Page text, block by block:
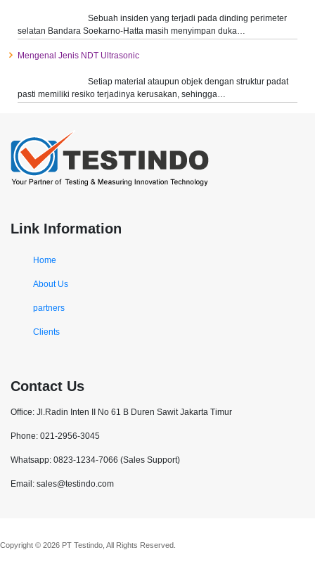
Sebuah insiden yang terjadi pada dinding perimeter
selatan Bandara Soekarno-Hatta masih menyimpan duka…
Mengenal Jenis NDT Ultrasonic
Setiap material ataupun objek dengan struktur padat
pasti memiliki resiko terjadinya kerusakan, sehingga…
Link Information
Home
About Us
partners
Clients
Contact Us
Office: Jl.Radin Inten II No 61 B Duren Sawit Jakarta Timur
Phone: 021-2956-3045
Whatsapp: 0823-1234-7066 (Sales Support)
Email: sales@testindo.com
Copyright © 2026 PT Testindo, All Rights Reserved.